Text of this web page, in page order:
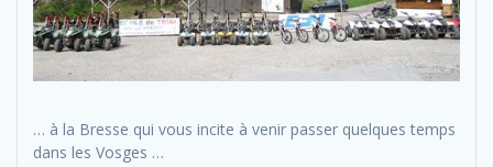
… à la Bresse qui vous incite à venir passer quelques temps
dans les Vosges …